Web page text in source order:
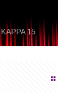
KAPPA 15